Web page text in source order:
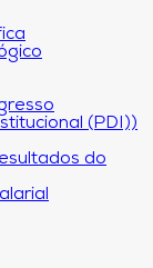
(PDI))
do